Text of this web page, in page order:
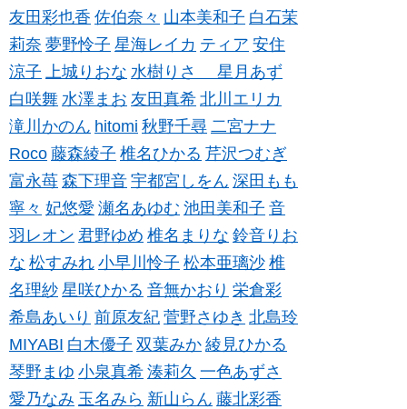
友田彩也香 佐伯奈々 山本美和子 白石茉
莉奈 夢野怜子 星海レイカ ティア 安住
涼子 上城りおな 水樹りさ 星月あず
白咲舞 水澤まお 友田真希 北川エリカ
滝川かのん hitomi 秋野千尋 二宮ナナ
Roco 藤森綾子 椎名ひかる 芹沢つむぎ
富永苺 森下理音 宇都宮しをん 深田もも
寧々 妃悠愛 瀬名あゆむ 池田美和子 音
羽レオン 君野ゆめ 椎名まりな 鈴音りお
な 松すみれ 小早川怜子 松本亜璃沙 椎
名理紗 星咲ひかる 音無かおり 栄倉彩
希島あいり 前原友紀 菅野さゆき 北島玲
MIYABI 白木優子 双葉みか 綾見ひかる
琴野まゆ 小泉真希 湊莉久 一色あずさ
愛乃なみ 玉名みら 新山らん 藤北彩香